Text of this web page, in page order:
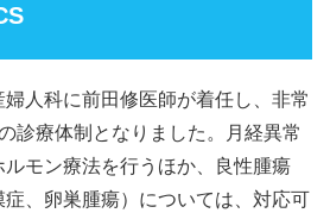
人科に前田修医師が着任し、非常
診療体制となりました。月経異常
モン療法を行うほか、良性腫瘍
症、卵巣腫瘍）については、対応可